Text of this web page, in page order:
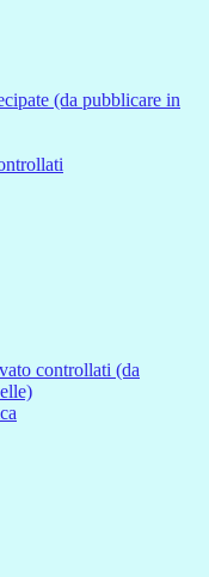
(da pubblicare in
controllati (da